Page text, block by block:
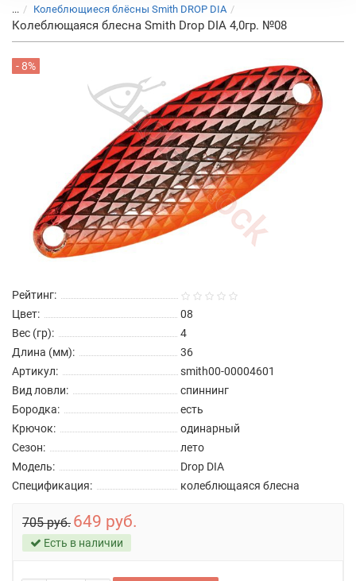
... Колеблющиеся блёсны Smith DROP DIA
Колеблющаяся блесна Smith Drop DIA 4,0гр. №08
- 8%
Рейтинг:
Цвет:
08
Вес (гр):
4
Длина (мм):
36
Артикул:
smith00-00004601
Вид ловли:
спиннинг
Бородка:
есть
Крючок:
одинарный
Сезон:
лето
Модель:
Drop DIA
Спецификация:
колеблющаяся блесна
705 руб. 649 руб.
Есть в наличии